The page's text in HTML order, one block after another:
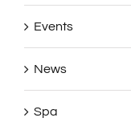
Events
News
Spa